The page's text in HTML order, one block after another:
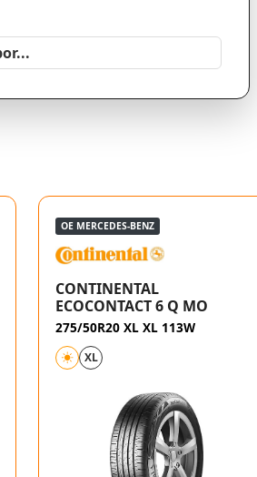
OE MERCEDES-BENZ
CONTINENTAL
ECOCONTACT 6 Q MO
275/50R20 XL XL 113W
XL